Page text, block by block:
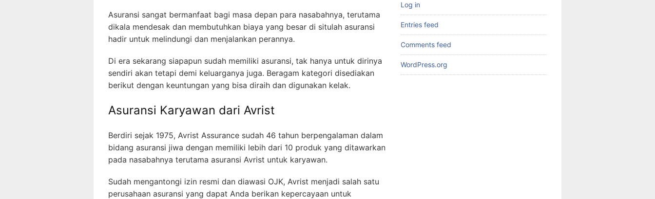
Asuransi sangat bermanfaat bagi masa depan para nasabahnya, terutama
dikala mendesak dan membutuhkan biaya yang besar di situlah asuransi
hadir untuk melindungi dan menjalankan perannya.
Di era sekarang siapapun sudah memiliki asuransi, tak hanya untuk dirinya
sendiri akan tetapi demi keluarganya juga. Beragam kategori disediakan
berikut dengan keuntungan yang bisa diraih dan digunakan kelak.
Asuransi Karyawan dari Avrist
Berdiri sejak 1975, Avrist Assurance sudah 46 tahun berpengalaman dalam
bidang asuransi jiwa dengan memiliki lebih dari 10 produk yang ditawarkan
pada nasabahnya terutama asuransi Avrist untuk karyawan.
Sudah mengantongi izin resmi dan diawasi OJK, Avrist menjadi salah satu
perusahaan asuransi yang dapat Anda berikan kepercayaan untuk
Log in
Entries feed
Comments feed
WordPress.org